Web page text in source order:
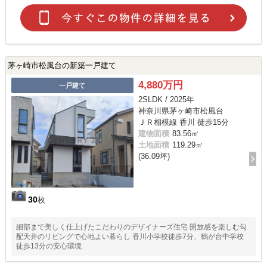
茅ヶ崎市松風台の新築一戸建て
一戸建て
30枚
4,880万円
2SLDK / 2025年
神奈川県茅ヶ崎市松風台
ＪＲ相模線 香川 徒歩15分
建物面積 83.56㎡
土地面積 119.29㎡
(36.09坪)
細部まで美しく仕上げたこだわりのデザイナーズ住宅 開放感を楽しむ勾
配天井のリビングで心地よい暮らし 香川小学校徒歩7分、鶴が台中学校
徒歩13分の安心環境